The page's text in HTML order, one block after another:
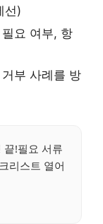
선)
요 여부, 항
부 사례를 방
끝!필요 서류
리스트 열어